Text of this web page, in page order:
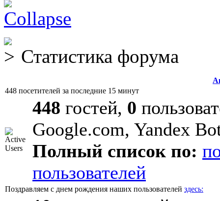
Статистика форума
448 посетителей за последние 15 минут
448 гостей, 0
Google.com, Yandex
Полный список по:
пользователей
Поздравляем с днем рождения наших пользователей здесь: